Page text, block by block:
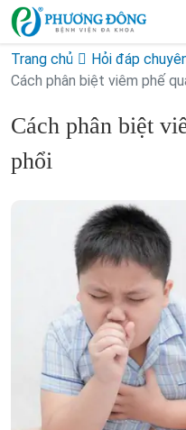
Trang chủ Hỏi đáp
Cách phân biệt viêm phế
Cách phân biệt
phổi